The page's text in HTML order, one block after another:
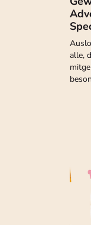
alle,